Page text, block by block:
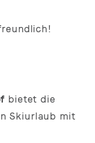
bietet die
Skiurlaub mit